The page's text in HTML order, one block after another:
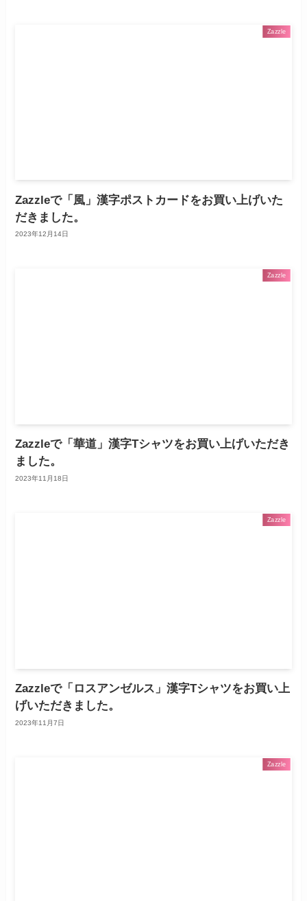
Zazzle
Zazzleで「風」漢字ポストカードをお買い上げいた
だきました。
2023年12月14日
Zazzle
Zazzleで「華道」漢字Tシャツをお買い上げいただき
ました。
2023年11月18日
Zazzle
Zazzleで「ロスアンゼルス」漢字Tシャツをお買い上
げいただきました。
2023年11月7日
Zazzle